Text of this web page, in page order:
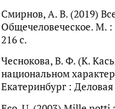
Смирнов, А. В. (2019)
Общечеловеческое. М.
216 с.
Чеснокова, В. Ф. (К.
национальном
Екатеринбург : Деловая